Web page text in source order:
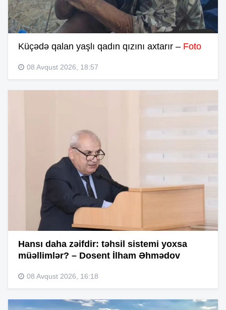
Küçədə qalan yaşlı qadın qızını axtarır – Foto
08 Avqust 2026, 18:57
Hansı daha zəifdir: təhsil sistemi yoxsa
müəllimlər? – Dosent İlham Əhmədov
08 Avqust 2026, 16:18